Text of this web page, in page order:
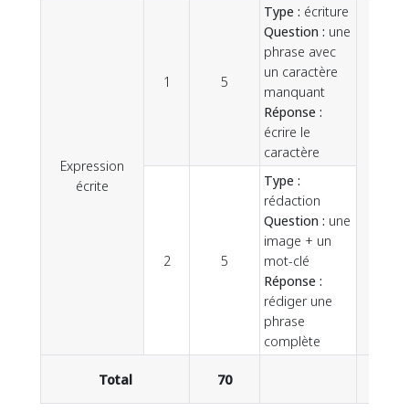
Expression
écrite
1 5
Type : écriture
Question : une
phrase avec
un caractère
manquant
Réponse :
écrire le
caractère
2 5
Type :
rédaction
Question : une
image + un
mot-clé
Réponse :
rédiger une
phrase
complète
Total 70